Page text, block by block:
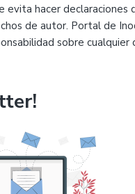
evita hacer declaraciones
de autor. Portal de
sobre cualquier